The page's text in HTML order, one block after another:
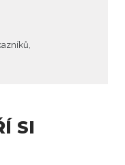
SI